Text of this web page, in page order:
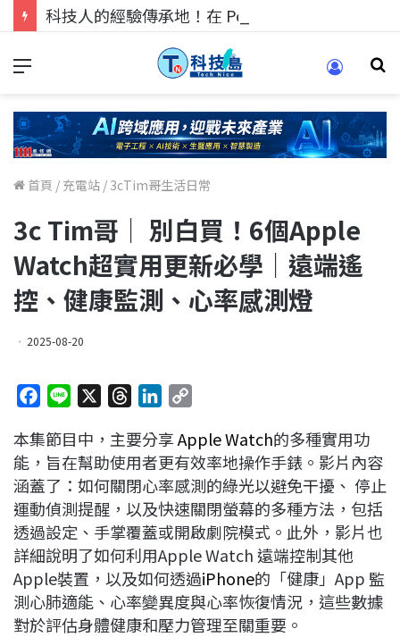
首頁 / 充電站 / 3cTim哥生活日常
3c Tim哥｜ 別白買！6個Apple
Watch超實用更新必學｜遠端遙
控、健康監測、心率感測燈
2025-08-20
c
e
b
o
o
k
n
e
r
e
a
d
s
n
k
e
d
I
n
p
y
L
i
n
k
本集節目中，主要分享Apple Watch的多種實用功
能，旨在幫助使用者更有效率地操作手錶。影片內容
涵蓋了：如何關閉心率感測的綠光以避免干擾、 停止
運動偵測提醒，以及快速關閉螢幕的多種方法，包括
透過設定、手掌覆蓋或開啟劇院模式。此外，影片也
詳細說明了如何利用Apple Watch 遠端控制其他
Apple裝置，以及如何透過iPhone的「健康」App 監
測心肺適能、心率變異度與心率恢復情況，這些數據
對於評估身體健康和壓力管理至關重要。